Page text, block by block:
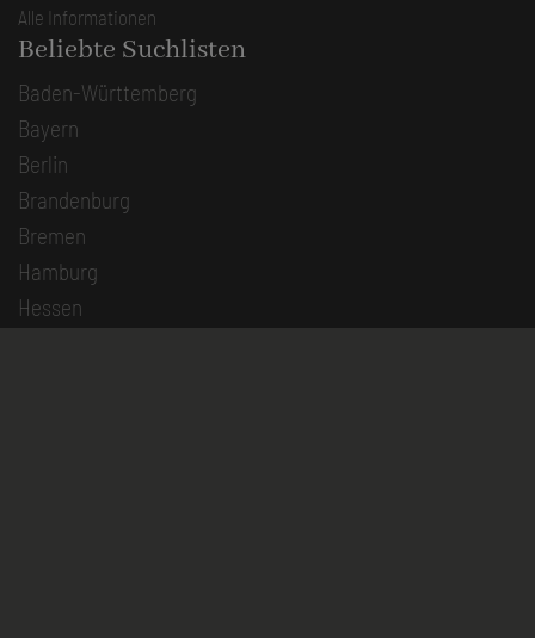
Alle Informationen
Beliebte Suchlisten
Baden-Württemberg
Bayern
Berlin
Brandenburg
Bremen
Hamburg
Hessen